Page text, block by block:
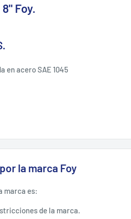
Foy.
en acero SAE 1045
TÉCNICAS.
la marca Foy
marca es:
de la marca.